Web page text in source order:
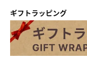
ギフトラッピング